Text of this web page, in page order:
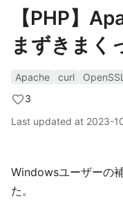
【PHP】
まずきまく
Apache curl OpenSSL
3
Last updated at 2023-
Windowsユーザーの
た。